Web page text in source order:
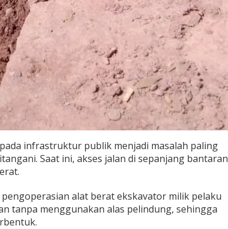
infrastruktur publik menjadi masalah paling
Saat ini, akses jalan di sepanjang bantaran
alat berat ekskavator milik pelaku
tanpa menggunakan alas pelindung, sehingga